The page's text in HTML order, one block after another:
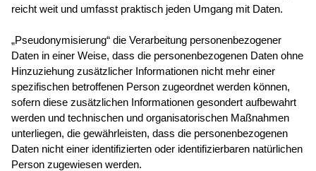
reicht weit und umfasst praktisch jeden Umgang mit Daten.
„Pseudonymisierung“ die Verarbeitung personenbezogener
Daten in einer Weise, dass die personenbezogenen Daten ohne
Hinzuziehung zusätzlicher Informationen nicht mehr einer
spezifischen betroffenen Person zugeordnet werden können,
sofern diese zusätzlichen Informationen gesondert aufbewahrt
werden und technischen und organisatorischen Maßnahmen
unterliegen, die gewährleisten, dass die personenbezogenen
Daten nicht einer identifizierten oder identifizierbaren natürlichen
Person zugewiesen werden.